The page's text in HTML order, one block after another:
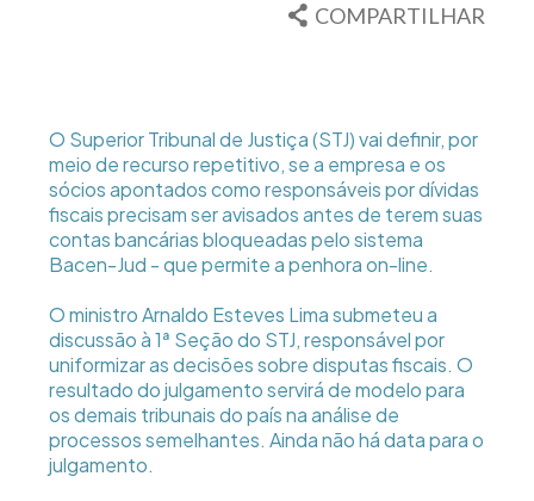
COMPARTILHAR
O Superior Tribunal de Justiça (STJ) vai definir, por
meio de recurso repetitivo, se a empresa e os
sócios apontados como responsáveis por dívidas
fiscais precisam ser avisados antes de terem suas
contas bancárias bloqueadas pelo sistema
Bacen-Jud - que permite a penhora on-line.
O ministro Arnaldo Esteves Lima submeteu a
discussão à 1ª Seção do STJ, responsável por
uniformizar as decisões sobre disputas fiscais. O
resultado do julgamento servirá de modelo para
os demais tribunais do país na análise de
processos semelhantes. Ainda não há data para o
julgamento.